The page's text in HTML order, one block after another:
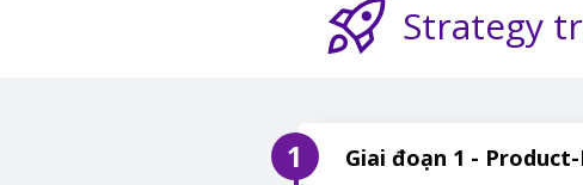
Strategy
Giai đoạn 1 -
1